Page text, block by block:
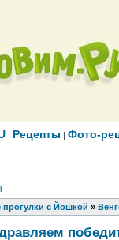
| Рецепты | Фото-
прогулки с Йошкой »